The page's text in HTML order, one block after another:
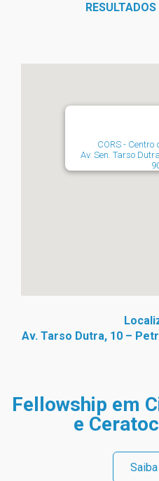
CORS - Centro
Av. Sen. Tarso
Av. Tarso Dutra, 10 –
Fellowship em
e